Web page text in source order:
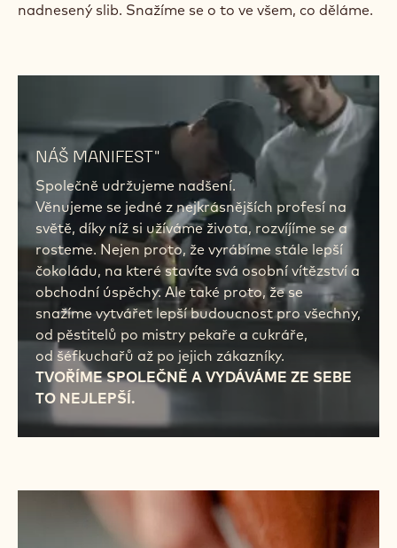
S čokoládovými ingrediencemi, které vám pomohou
To je naším cílem již 100 let: vytvářet tu nejjemnější
belgickou čokoládu, Finest Belgian Chocolate, kterou
si šéfkuchaři tolik oblíbili. Abyste mohli každý den
dovádět své řemeslo k dokonalosti. A není to jenom
nadnesený slib. Snažíme se o to ve všem, co děláme.
NÁŠ MANIFEST"
Společně udržujeme nadšení.
Věnujeme se jedné z nejkrásnějších profesí na
čokoládu, na které stavíte svá osobní vítězství a
obchodní úspěchy. Ale také proto, že se
snažíme vytvářet lepší budoucnost pro všechny,